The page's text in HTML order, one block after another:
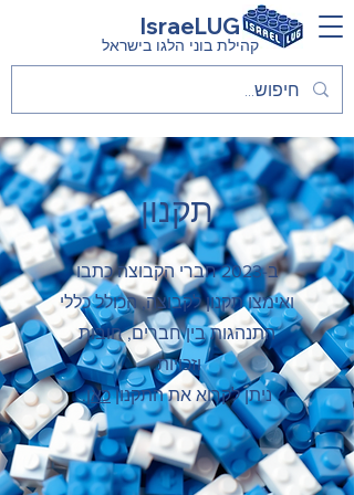
קהילת בוני הלגו בישראל
IsraeLUG
תקנון
ב-2023 חברי הקבוצה כתבו
ואימצו תקנון לקבוצה, הכולל כללי
התנהגות בין חברים, חובות
וזכויות.
ניתן לקרוא את התקנוןכאן.